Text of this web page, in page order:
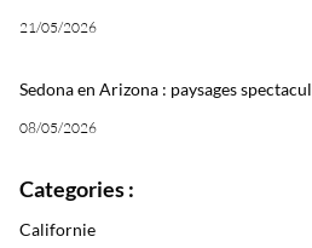
21/05/2026
Sedona en Arizona : paysages
08/05/2026
Categories :
Californie